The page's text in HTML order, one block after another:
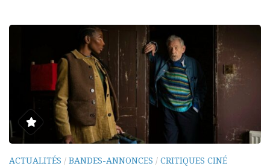
ACTUALITÉS / BANDES-ANNONCES / CRITIQUES CINÉ